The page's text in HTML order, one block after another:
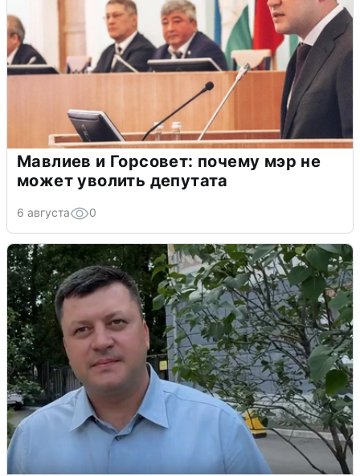
Мавлиев и Горсовет: почему мэр не
может уволить депутата
6 августа 0